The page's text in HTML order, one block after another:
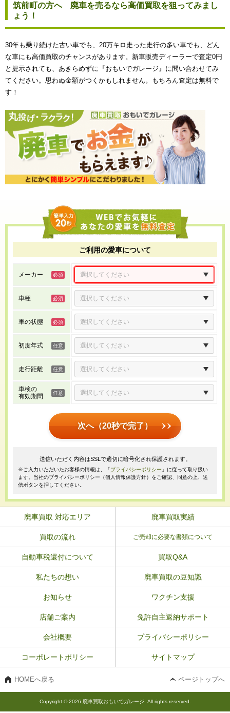
筑前町の方へ 廃車を売るなら高価買取を狙ってみまし
ょう！
30年も乗り続けた古い車でも、20万キロ走った走行の多い車でも、どん
な車にも高価買取のチャンスがあります。新車販売ディーラーで査定0円
と提示されても、あきらめずに『おもいでガレージ』に問い合わせてみ
てください。思わぬ金額がつくかもしれません。もちろん査定は無料で
す！
ご利用の愛車について
メーカー
車種
車の状態
初度年式
走行距離
車検の
有効期間
次へ（20秒で完了）
送信いただく内容はSSLで適切に暗号化され保護されます。
※ご入力いただいたお客様の情報は、「プライバシーポリシー 」に従って取り扱い
ます。当社のプライバシーポリシー（個人情報保護方針）をご確認、同意の上、送
信ボタンを押してください。
廃車買取 対応エリア 廃車買取実績
買取の流れ ご売却に必要な書類について
自動車税還付について 買取Q&A
私たちの想い 廃車買取の豆知識
お知らせ ワクチン支援
店舗ご案内 免許自主返納サポート
会社概要 プライバシーポリシー
コーポレートポリシー サイトマップ
HOMEへ戻る ページトップへ
Copyright © 2026 廃車買取おもいでガレージ. All rights reserved.